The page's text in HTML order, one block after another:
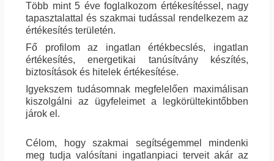
Több mint 5 éve foglalkozom értékesítéssel, nagy
tapasztalattal és szakmai tudással rendelkezem az
értékesítés területén.
Fő profilom az ingatlan értékbecslés, ingatlan
értékesítés, energetikai tanúsítvány készítés,
biztosítások és hitelek értékesítése.
Igyekszem tudásomnak megfelelően maximálisan
kiszolgálni az ügyfeleimet a legkörültekintőbben
járok el.
Célom, hogy szakmai segítségemmel mindenki
meg tudja valósítani ingatlanpiaci terveit akár az